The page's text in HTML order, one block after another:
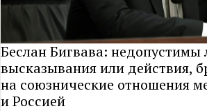
Беслан Бигвава:
высказывания или действия,
на союзнические отношения
и Россией